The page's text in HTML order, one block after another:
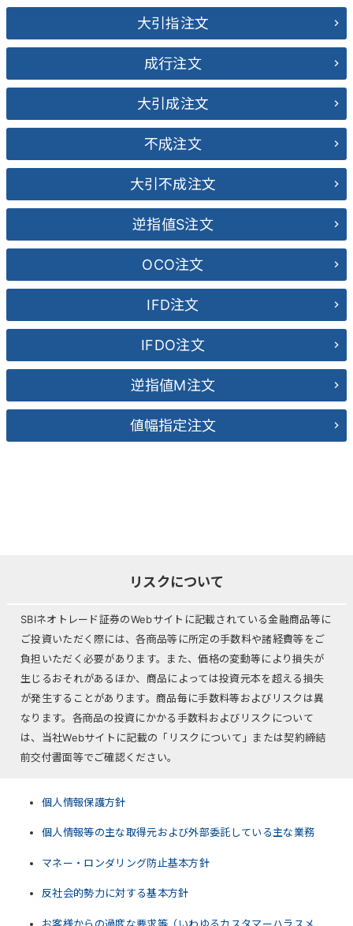
大引指注文
成行注文
大引成注文
不成注文
大引不成注文
逆指値S注文
OCO注文
IFD注文
IFDO注文
逆指値M注文
値幅指定注文
リスクについて
SBIネオトレード証券のWebサイトに記載されている金融商品等に
ご投資いただく際には、各商品等に所定の手数料や諸経費等をご
負担いただく必要があります。また、価格の変動等により損失が
生じるおそれがあるほか、商品によっては投資元本を超える損失
が発生することがあります。商品毎に手数料等およびリスクは異
なります。各商品の投資にかかる手数料およびリスクについて
は、当社Webサイトに記載の「リスクについて」または契約締結
前交付書面等でご確認ください。
個人情報保護方針
個人情報等の主な取得元および外部委託している主な業務
マネー・ロンダリング防止基本方針
反社会的勢力に対する基本方針
お客様からの過度な要求等（いわゆるカスタマーハラスメ